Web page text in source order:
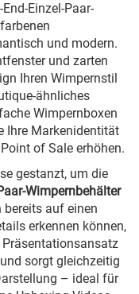
Einzel-Paar-
und modern.
und zarten
Ihren Wimpernstil
ähnliches
Wimpernboxen
Ihre Markenidentität
of Sale erhöhen.
gestanzt, um die
Wimpernbehälter
bereits auf einen
erkennen können,
sorgt gleichzeitig
– ideal für